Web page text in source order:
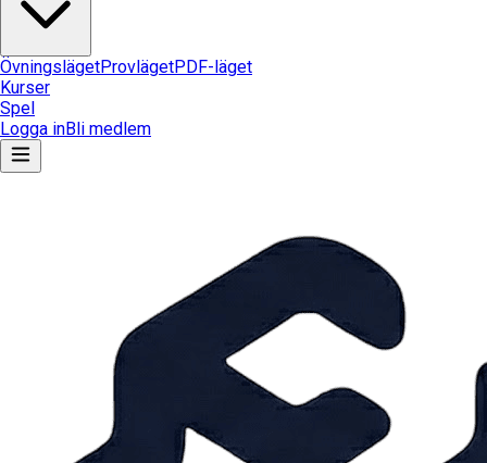
ÖvningslägetProvlägetPDF-läget
Kurser
Spel
Logga inBli medlem